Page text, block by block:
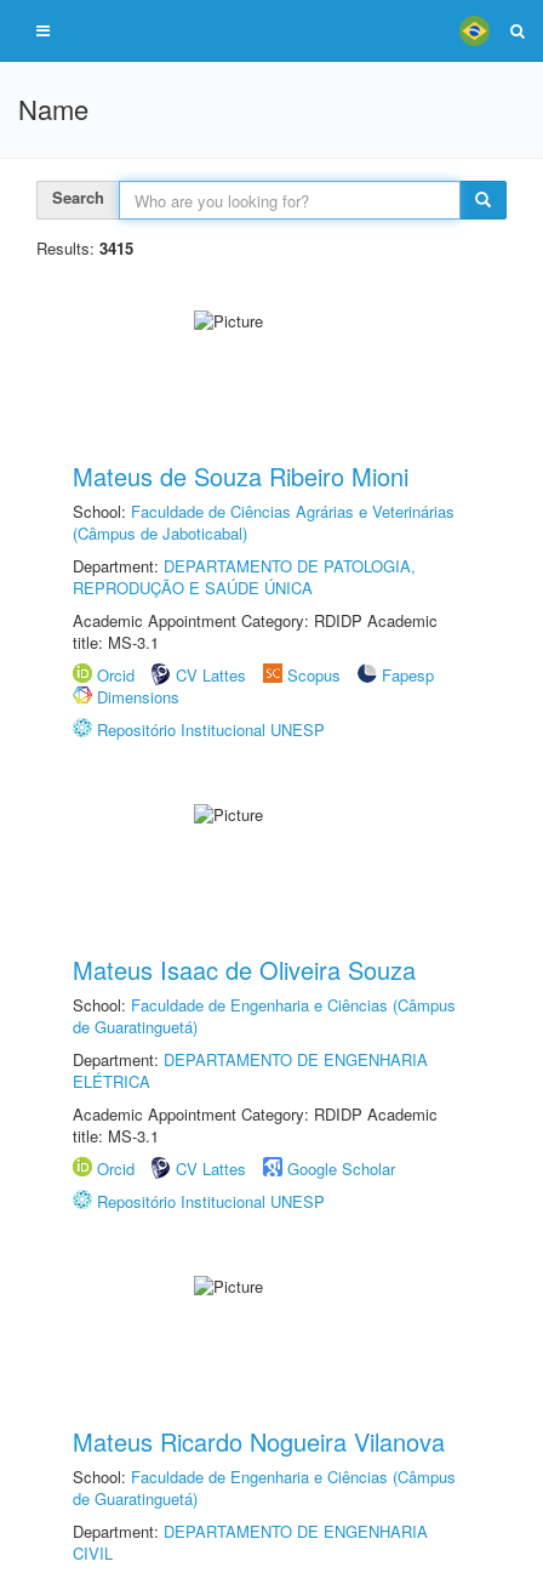
Name
Search
Results: 3415
Mateus de Souza Ribeiro Mioni
School: Faculdade de Ciências Agrárias e Veterinárias
(Câmpus de Jaboticabal)
Department: DEPARTAMENTO DE PATOLOGIA,
REPRODUÇÃO E SAÚDE ÚNICA
Academic Appointment Category: RDIDP Academic
title: MS-3.1
Orcid
CV Lattes Scopus
Fapesp
Dimensions
Repositório Institucional UNESP
Mateus Isaac de Oliveira Souza
School: Faculdade de Engenharia e Ciências (Câmpus
de Guaratinguetá)
Department: DEPARTAMENTO DE ENGENHARIA
ELÉTRICA
Academic Appointment Category: RDIDP Academic
title: MS-3.1
Orcid
CV Lattes
Google Scholar
Repositório Institucional UNESP
Mateus Ricardo Nogueira Vilanova
School: Faculdade de Engenharia e Ciências (Câmpus
de Guaratinguetá)
Department: DEPARTAMENTO DE ENGENHARIA
CIVIL